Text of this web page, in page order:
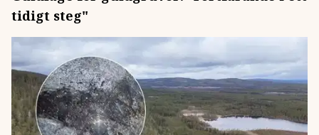
tidigt steg"